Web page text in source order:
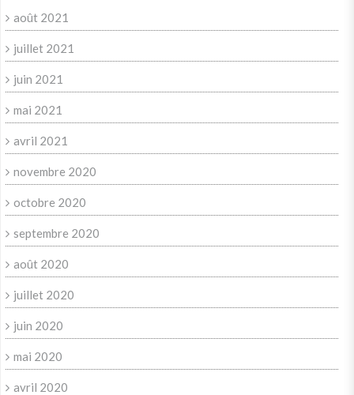
août 2021
juillet 2021
juin 2021
mai 2021
avril 2021
novembre 2020
octobre 2020
septembre 2020
août 2020
juillet 2020
juin 2020
mai 2020
avril 2020